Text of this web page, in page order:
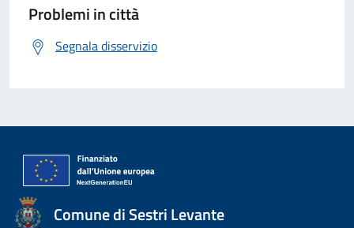
Problemi in città
Segnala disservizio
Comune di Sestri Levante